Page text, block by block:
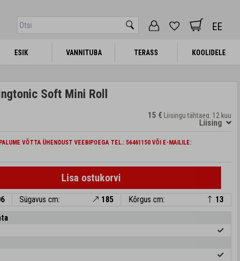
EE
ESIK VANNITUBA TERASS KOOLIDELE
ESIK VANNITUBA TERASS KOOLIDELE
Soft Mini Roll
15 € Liisingu tähtaeg: 12 kuu
Liising
VÕTTA ÜHENDUST VEEBIPOEGA TEL.: 56461150 VÕI E-MAILILE:
Lisa ostukorvi
Sügavus cm: 185 Kõrgus cm:
13